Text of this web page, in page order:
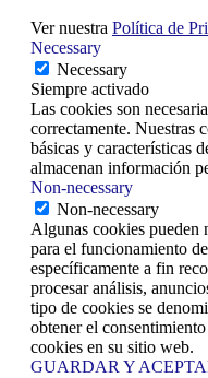
Ver nuestra Política de
Necessary
Necessary
Siempre activado
Las cookies son
correctamente. Nuestras
básicas y características
almacenan información
Non-necessary
Non-necessary
Algunas cookies pueden
para el funcionamiento
específicamente a fin
procesar análisis,
tipo de cookies se
obtener el
cookies en su sitio web.
GUARDAR Y